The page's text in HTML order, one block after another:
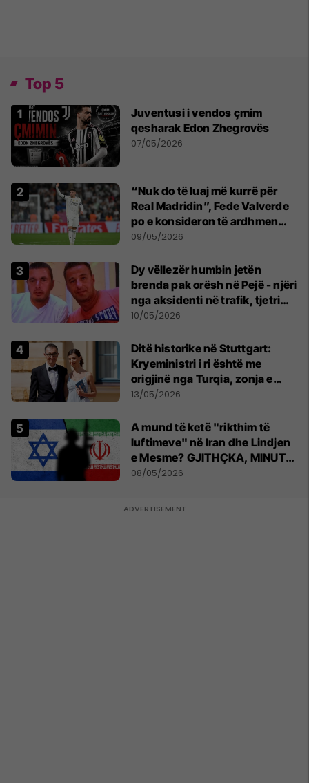
Top 5
Juventusi i vendos çmim
qesharak Edon Zhegrovës
07/05/2026
“Nuk do të luaj më kurrë për
Real Madridin”, Fede Valverde
po e konsideron të ardhmen
pas sherrit me Tchouamenin
09/05/2026
Dy vëllezër humbin jetën
brenda pak orësh në Pejë - njëri
nga aksidenti në trafik, tjetri
nga sëmundja
10/05/2026
Ditë historike në Stuttgart:
Kryeministri i ri është me
origjinë nga Turqia, zonja e
parë një shqiptare nga
13/05/2026
A mund të ketë "rikthim të
luftimeve" në Iran dhe Lindjen
e Mesme? GJITHÇKA, MINUTË
PAS MINUTE
08/05/2026